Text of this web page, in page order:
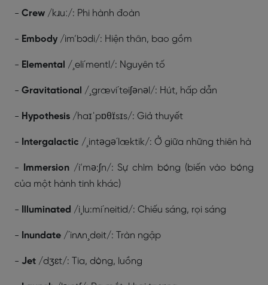
- Crew /kɹuː/: Phi hành đoàn
- Embody /im’bɔdi/: Hiện thân, bao gồm
- Elemental /¸eli´mentl/: Nguyên tố
- Gravitational /¸grævi´teiʃənəl/: Hút, hấp dẫn
- Hypothesis /haɪˈpɒθɪ̈sɪs/: Giả thuyết
- Intergalactic /¸intəgə´læktik/: Ở giữa những thiên hà
- Immersion/i’mə:ʃn/: Sự chìm bóng (biến vào bóng
của một hành tinh khác)
- Illuminated /i¸lu:mi´neitid/: Chiếu sáng, rọi sáng
- Inundate /´inʌn¸deit/: Tràn ngập
- Jet /dʒɛt/: Tia, dòng, luồng